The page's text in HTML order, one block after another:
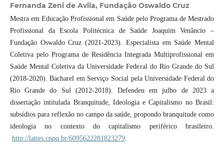
Fernanda Zeni de Avila, Fundação Oswaldo Cruz
Mestra em Educação Profissional em Saúde pelo Programa de Mestrado
Profissional da Escola Politécnica de Saúde Joaquim Venâncio –
Fundação Oswaldo Cruz (2021-2023). Especialista em Saúde Mental
Coletiva pelo Programa de Residência Integrada Multiprofissional em
Saúde Mental Coletiva da Universidade Federal do Rio Grande do Sul
(2018-2020). Bacharel em Serviço Social pela Universidade Federal do
Rio Grande do Sul (2012-2018). Defendeu em julho de 2023 a
dissertação intitulada Branquitude, Ideologia e Capitalismo no Brasil:
subsídios para reflexão no campo da saúde, propondo branquitude como
ideologia no contexto do capitalismo periférico brasileiro.
http://lattes.cnpq.br/6095622281823279.